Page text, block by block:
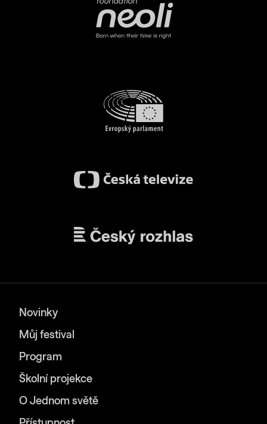
Novinky
Můj festival
Program
Školní projekce
O Jednom světě